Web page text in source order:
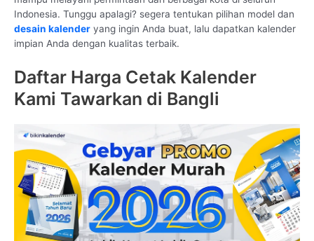
Indonesia. Tunggu apalagi? segera tentukan pilihan model dan
desain kalender yang ingin Anda buat, lalu dapatkan kalender
impian Anda dengan kualitas terbaik.
Daftar Harga Cetak Kalender
Kami Tawarkan di Bangli